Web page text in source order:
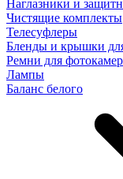
Наглазники и
Чистящие комплекты
Телесуфлеры
Бленды и крышки
Ремни для фотокамер
Лампы
Баланс белого